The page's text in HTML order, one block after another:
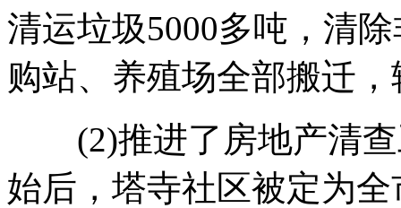
清运垃圾5000多吨，清
购站、养殖场全部搬迁
(2)推进了房地产清查
始后，塔寺社区被定为